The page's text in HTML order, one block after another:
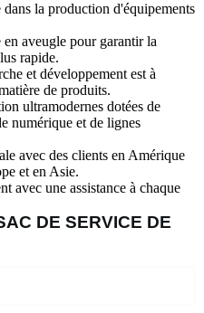
la production d'équipements
aveugle pour garantir la
rapide.
et développement est à
de produits.
ultramodernes dotées de
numérique et de lignes
avec des clients en Amérique
et en Asie.
avec une assistance à chaque
DE SERVICE DE